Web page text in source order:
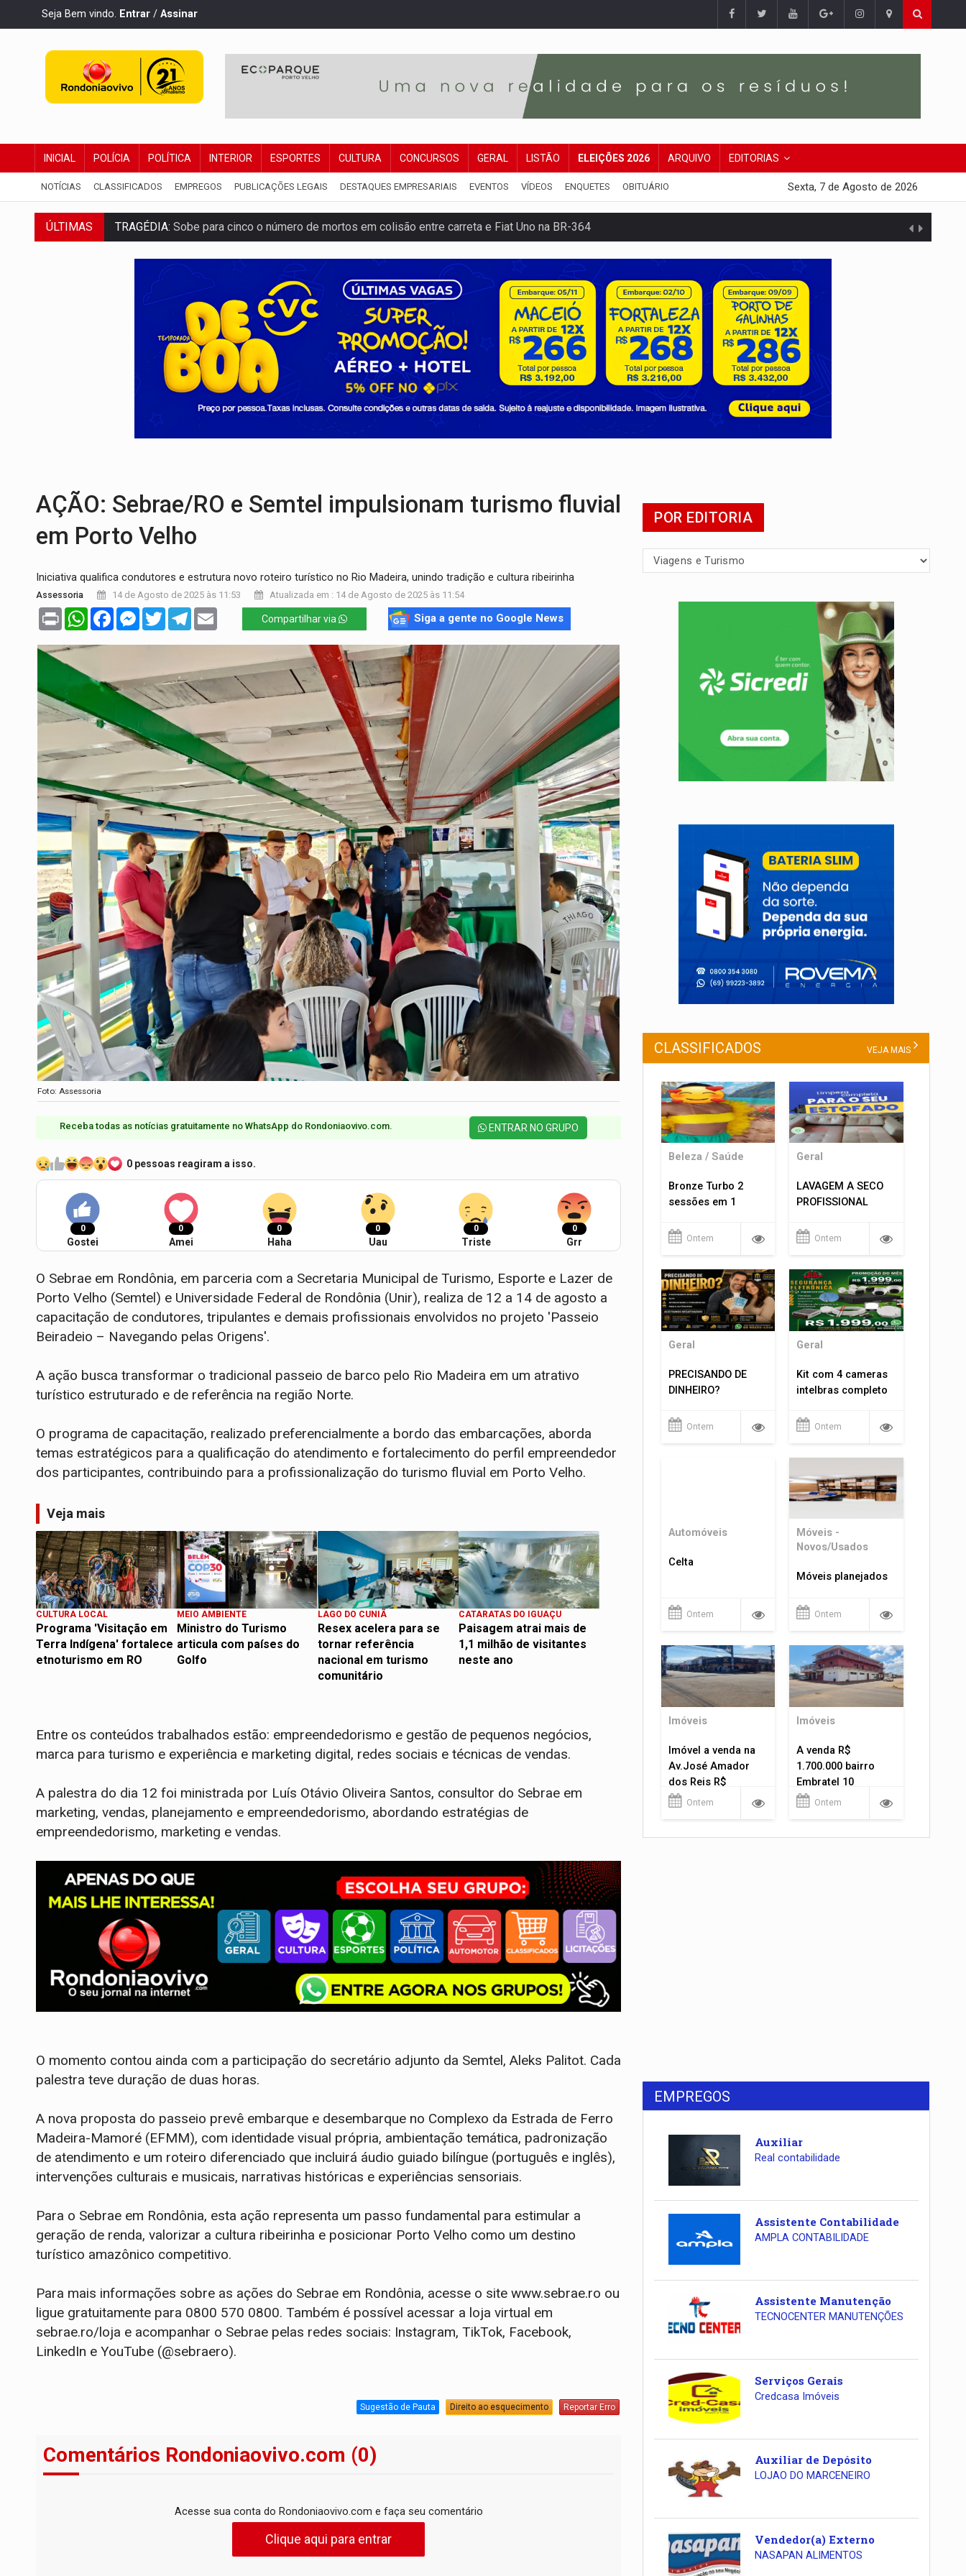
Seja Bem vindo. Entrar / Assinar
INICIAL POLÍCIA POLÍTICA INTERIOR ESPORTES CULTURA CONCURSOS GERAL LISTÃO ELEIÇÕES 2026 ARQUIVO EDITORIAS
NOTÍCIAS CLASSIFICADOS EMPREGOS PUBLICAÇÕES LEGAIS DESTAQUES EMPRESARIAIS EVENTOS VÍDEOS ENQUETES OBITUÁRIO Sexta, 7 de Agosto de 2026
ÚLTIMAS
TRAGÉDIA:Sobe para cinco o número de mortos em colisão entre carreta e Fiat Uno na BR-364
TRANSPORTE DE ARROZ:MPF assegura cumprimento da legislação sobre transporte de cargas por empresa
DEEPFAKE: Sancionada lei contra violência sexual infantil na internet e via IA
COLEGIADO:Brasil e Rússia discutem energia nuclear, defesa e ciência em Brasília
Colisão entre caminhão e carro deixa quatro mortos e um em estado grave na BR
ENCONTRO: Amazônia Negra ganha projeção nacional com participação de Marcela Bonfim
PREVISÃO:Porto Velho tem chances de chuvas isoladas nesta sexta-feira (7)
SINDICATOS UNIDOS:Assembleia Geral delibera greve da educação municipal em Porto Velho
PROCESSO SELETIVO:Rondoniaovivo abre oficina de Comunicação com oportunidade de integrar equipe
AÇÃO: Sebrae/RO e Semtel impulsionam turismo fluvial
em Porto Velho
Iniciativa qualifica condutores e estrutura novo roteiro turístico no Rio Madeira, unindo tradição e cultura ribeirinha
Assessoria 14 de Agosto de 2025 às 11:53 Atualizada em : 14 de Agosto de 2025 às 11:54
Print WhatsAppFacebookMessenger
TwitterTelegram Compartilhar via Siga a gente no Google News
Foto: Assessoria
Receba todas as notícias gratuitamente no WhatsApp do Rondoniaovivo.com.​ ENTRAR NO GRUPO
0 pessoas reagiram a isso.
0
Gostei
0
Amei
0
Haha
0
Uau
0
Triste
0
Grr
O Sebrae em Rondônia, em parceria com a Secretaria Municipal de Turismo, Esporte e Lazer de
Porto Velho (Semtel) e Universidade Federal de Rondônia (Unir), realiza de 12 a 14 de agosto a
capacitação de condutores, tripulantes e demais profissionais envolvidos no projeto 'Passeio
Beiradeio – Navegando pelas Origens'.
A ação busca transformar o tradicional passeio de barco pelo Rio Madeira em um atrativo
turístico estruturado e de referência na região Norte.
O programa de capacitação, realizado preferencialmente a bordo das embarcações, aborda
temas estratégicos para a qualificação do atendimento e fortalecimento do perfil empreendedor
dos participantes, contribuindo para a profissionalização do turismo fluvial em Porto Velho.
Veja mais
CULTURA LOCAL
Programa 'Visitação em
Terra Indígena' fortalece
etnoturismo em RO
MEIO AMBIENTE
Ministro do Turismo
articula com países do
Golfo
LAGO DO CUNIÃ
Resex acelera para se
tornar referência
nacional em turismo
comunitário
CATARATAS DO IGUAÇU
Paisagem atrai mais de
1,1 milhão de visitantes
neste ano
Entre os conteúdos trabalhados estão: empreendedorismo e gestão de pequenos negócios,
marca para turismo e experiência e marketing digital, redes sociais e técnicas de vendas.
A palestra do dia 12 foi ministrada por Luís Otávio Oliveira Santos, consultor do Sebrae em
marketing, vendas, planejamento e empreendedorismo, abordando estratégias de
empreendedorismo, marketing e vendas.
O momento contou ainda com a participação do secretário adjunto da Semtel, Aleks Palitot. Cada
palestra teve duração de duas horas.
A nova proposta do passeio prevê embarque e desembarque no Complexo da Estrada de Ferro
Madeira-Mamoré (EFMM), com identidade visual própria, ambientação temática, padronização
de atendimento e um roteiro diferenciado que incluirá áudio guiado bilíngue (português e inglês),
intervenções culturais e musicais, narrativas históricas e experiências sensoriais.
Para o Sebrae em Rondônia, esta ação representa um passo fundamental para estimular a
geração de renda, valorizar a cultura ribeirinha e posicionar Porto Velho como um destino
turístico amazônico competitivo.
Para mais informações sobre as ações do Sebrae em Rondônia, acesse o site www.sebrae.ro ou
ligue gratuitamente para 0800 570 0800. Também é possível acessar a loja virtual em
sebrae.ro/loja e acompanhar o Sebrae pelas redes sociais: Instagram, TikTok, Facebook,
LinkedIn e YouTube (@sebraero).
Sugestão de Pauta Direito ao esquecimento Reportar Erro
Comentários Rondoniaovivo.com (0)
Acesse sua conta do Rondoniaovivo.com e faça seu comentário
Clique aqui para entrar
POR EDITORIA
CLASSIFICADOS VEJA MAIS
Beleza / Saúde
Bronze Turbo 2
sessões em 1
Ontem
Geral
LAVAGEM A SECO
PROFISSIONAL
Ontem
Geral
PRECISANDO DE
DINHEIRO?
Ontem
Geral
Kit com 4 cameras
intelbras completo
Ontem
Automóveis
Celta
Ontem
Móveis -
Novos/Usados
Móveis planejados
Ontem
Imóveis
Imóvel a venda na
Av.José Amador
dos Reis R$
1.400.000
Ontem
Imóveis
A venda R$
1.700.000 bairro
Embratel 10
apartamentos!
Ontem
EMPREGOS
Auxiliar
Real contabilidade
Assistente Contabilidade
AMPLA CONTABILIDADE
Assistente Manutenção
TECNOCENTER MANUTENÇÕES
Serviços Gerais
Credcasa Imóveis
Auxiliar de Depósito
LOJAO DO MARCENEIRO
Vendedor(a) Externo
NASAPAN ALIMENTOS